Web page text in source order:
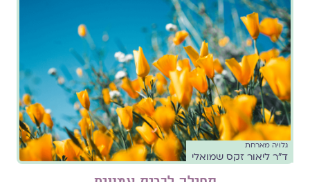
גלויה מארחת
ד"ר ליאור זקס שמואלי